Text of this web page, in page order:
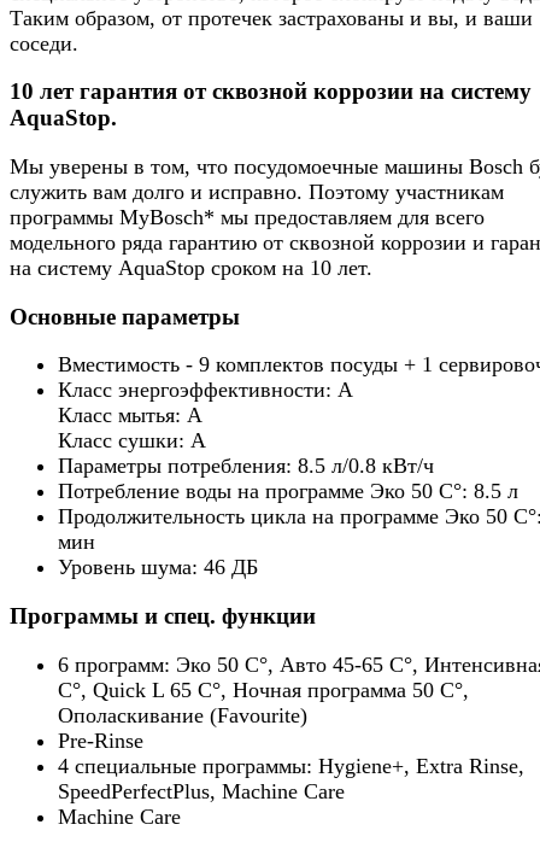
Таким образом, от протечек застрахованы и вы, и ваши
соседи.
10 лет гарантия от сквозной коррозии на систему
AquaStop.
Мы уверены в том, что посудомоечные машины Bosch
служить вам долго и исправно. Поэтому участникам
программы MyBosch* мы предоставляем для всего
модельного ряда гарантию от сквозной коррозии и
на систему AquaStop сроком на 10 лет.
Основные параметры
Вместимость - 9 комплектов посуды + 1
Класс энергоэффективности: A
Класс мытья: A
Класс сушки: A
Параметры потребления: 8.5 л/0.8 кВт/ч
Потребление воды на программе Эко 50 C°: 8.5 л
Продолжительность цикла на программе Эко 50
мин
Уровень шума: 46 ДБ
Программы и спец. функции
6 программ: Эко 50 C°, Авто 45-65 C°,
C°, Quick L 65 C°, Ночная программа 50 C°,
Ополаскивание (Favourite)
Pre-Rinse
4 специальные программы: Hygiene+, Extra Rinse,
SpeedPerfectPlus, Machine Care
Machine Care